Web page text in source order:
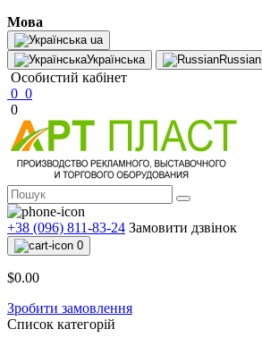
Мова
ua
Українська
Russian
Особистий кабінет
0 0
0
+38 (096) 811-83-24 Замовити дзвінок
0
$0.00
Зробити замовлення
Список категорій